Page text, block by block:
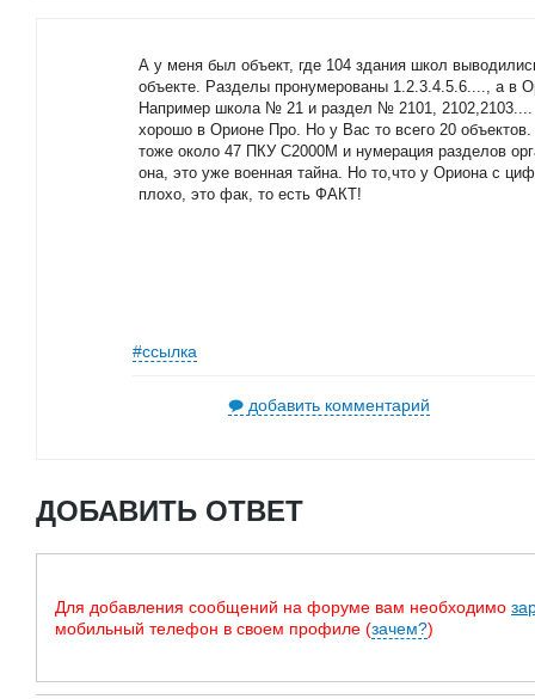
А у меня был объект, где 104 здания школ
объекте. Разделы пронумерованы 1.2.3.4.5.6...., а в
Например школа № 21 и раздел № 2101, 2102,2103....
хорошо в Орионе Про. Но у Вас то всего 20
тоже около 47 ПКУ С2000М и нумерация разделов
она, это уже военная тайна. Но то,что у Ориона с
плохо, это фак, то есть ФАКТ!
#ссылка
добавить комментарий
ДОБАВИТЬ ОТВЕТ
Для добавления сообщений на форуме вам необходимо
мобильный телефон в своем профиле (зачем?)